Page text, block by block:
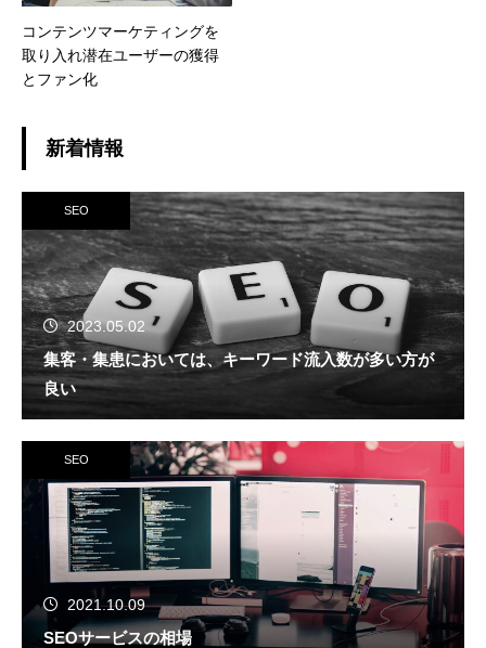
コンテンツマーケティングを
取り入れ潜在ユーザーの獲得
とファン化
新着情報
SEO
2023.05.02
集客・集患においては、キーワード流入数が多い方が
良い
SEO
2021.10.09
SEOサービスの相場